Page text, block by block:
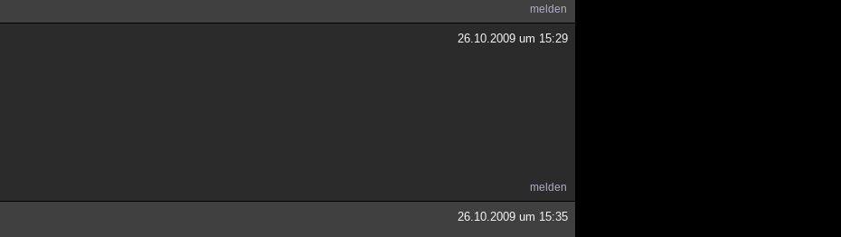
melden
26.10.2009 um 15:29
melden
26.10.2009 um 15:35